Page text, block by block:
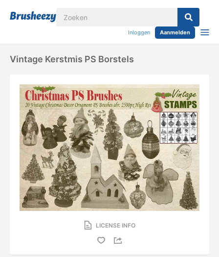
Inloggen Aanmelden
Vintage Kerstmis PS Borstels
LICENSE INFO